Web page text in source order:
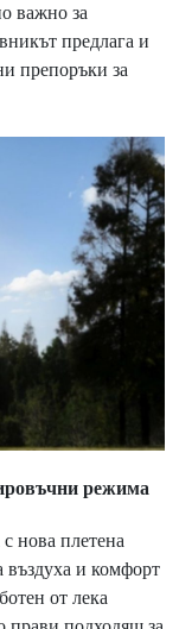
важно за
предлага и
препоръки за
режима
нова плетена
и комфорт
от лека